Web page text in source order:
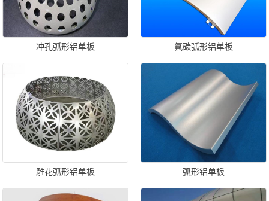
冲孔弧形铝单板 氟碳弧形铝单板
雕花弧形铝单板 弧形铝单板